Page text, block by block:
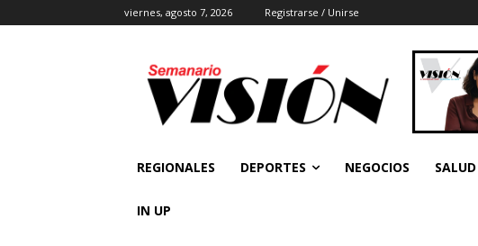
viernes, agosto 7, 2026 Registrarse / Unirse
REGIONALES DEPORTES NEGOCIOS SALUD
IN UP